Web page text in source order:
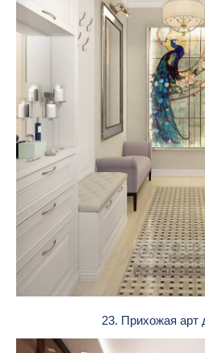
23. Прихожая арт